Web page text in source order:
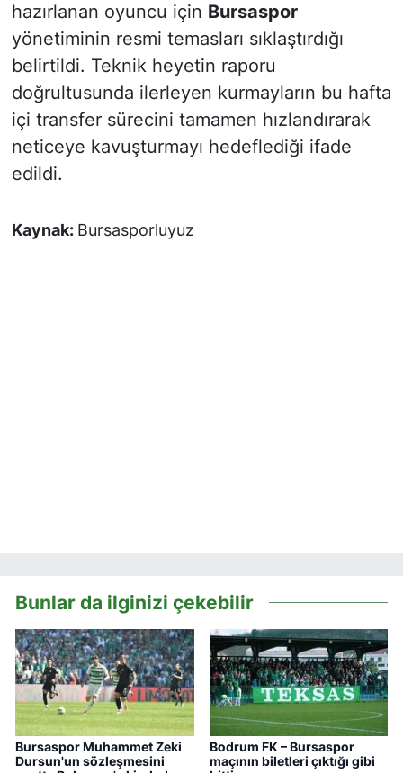
hazırlanan oyuncu için Bursaspor
yönetiminin resmi temasları sıklaştırdığı
belirtildi. Teknik heyetin raporu
doğrultusunda ilerleyen kurmayların bu hafta
içi transfer sürecini tamamen hızlandırarak
neticeye kavuşturmayı hedeflediği ifade
edildi.
Kaynak: Bursasporluyuz
Bunlar da ilginizi çekebilir
Bursaspor Muhammet Zeki
Dursun'un sözleşmesini
Bodrum FK – Bursaspor
maçının biletleri çıktığı gibi